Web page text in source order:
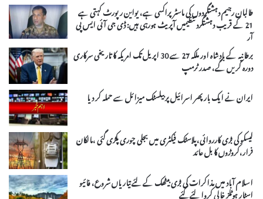
طالبان رجیم دہشتگردوں کی ماسٹرپراکسی ہے، یواین رپورٹ کہتی ہے
21 کے قریب دہشتگرد تنظیمیں آپریٹ ہورہی ہیں: ڈی جی آئی ایس پی
آر
برطانیہ کے بادشاہ اور ملکہ 27 سے 30 اپریل تک امریکہ کا تاریخی سرکاری
دورہ کریں گے، صدر ٹرمپ
ایران نے ایک بار پھر اسرائیل پر بیلسٹک میزائل سے حملہ کر دیا
لیسکو کی بڑی کارروائی،پلاسٹک فیکٹری میں بجلی چوری پکڑی گئی ،مالکان
فرار،کروڑوں کا بل عائد
اسلام آباد میں مذاکرات کی بڑی بیٹھک کے لئے تیاریاں شروع، فائیو
اسٹار ہوٹلز خالی کروا لئے گئے